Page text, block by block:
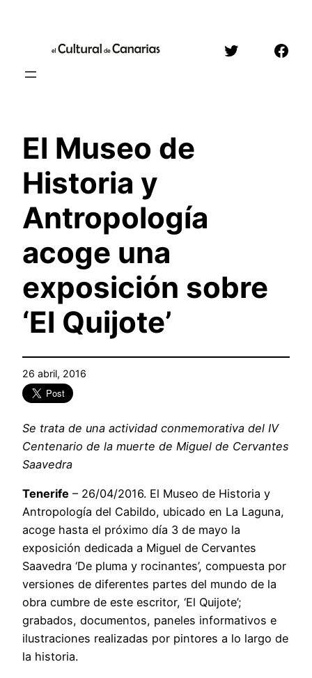
contenido
Twitter
El Museo de
Historia y
Antropología
acoge una
exposición sobre
‘El Quijote’
26 abril, 2016
Se trata de una actividad conmemorativa del IV
Centenario de la muerte de Miguel de Cervantes
Saavedra
Tenerife – 26/04/2016. El Museo de Historia y
Antropología del Cabildo, ubicado en La Laguna,
acoge hasta el próximo día 3 de mayo la
exposición dedicada a Miguel de Cervantes
Saavedra ‘De pluma y rocinantes’, compuesta por
versiones de diferentes partes del mundo de la
obra cumbre de este escritor, ‘El Quijote’;
grabados, documentos, paneles informativos e
ilustraciones realizadas por pintores a lo largo de
la historia.